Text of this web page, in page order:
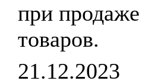
при
товаров.
21.12.2023